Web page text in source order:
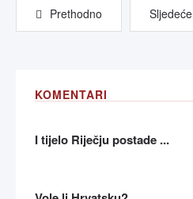
Prethodno Sljedeće
KOMENTARI
I tijelo Riječju postade ...